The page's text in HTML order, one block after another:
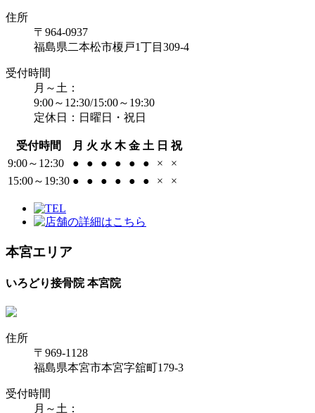
住所
〒964-0937
福島県二本松市榎戸1丁目309-4
受付時間
月～土：
9:00～12:30/15:00～19:30
定休日：日曜日・祝日
受付時間 月 火 水 木 金 土 日 祝
9:00～12:30
● ● ● ● ● ● ×
×
15:00～19:30 ● ● ● ● ● ● × ×
本宮エリア
いろどり接骨院 本宮院
住所
〒969-1128
福島県本宮市本宮字舘町179-3
受付時間
月～土：